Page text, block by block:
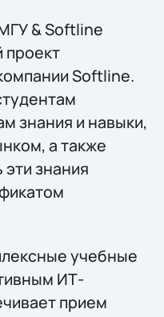
& Softline
Softline.
знания и навыки,
а также
знания
учебные
ИТ-
прием